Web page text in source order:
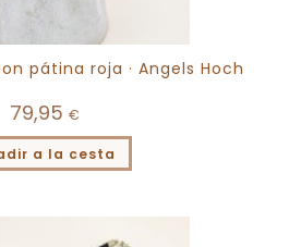
pátina roja · Angels Hoch
79,95 €
a la cesta